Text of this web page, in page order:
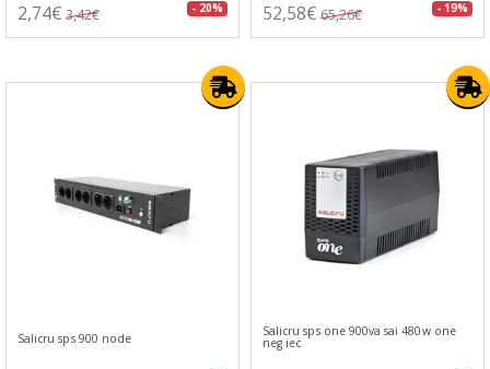
2,74€ 3,42€ - 20% 52,58€ 65,26€ - 19%
Salicru sps 900 node Salicru sps one 900va sai 480w one
neg iec